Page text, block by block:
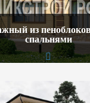
из
спальнями